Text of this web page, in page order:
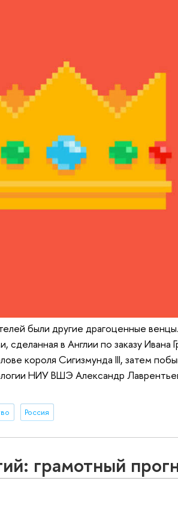
были другие драгоценные
сделанная в Англии по заказу
короля Сигизмунда III, затем
НИУ ВШЭ Александр
Россия
грамотный